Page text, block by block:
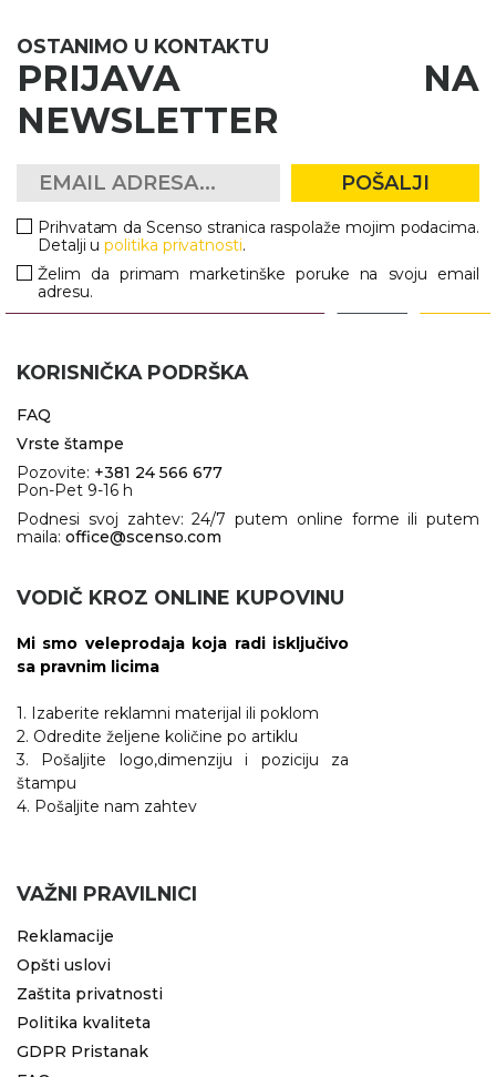
OSTANIMO U KONTAKTU
PRIJAVA NA
NEWSLETTER
POŠALJI
Prihvatam da Scenso stranica raspolaže mojim podacima.
Detalji upolitika privatnosti.
Želim da primam marketinške poruke na svoju email
adresu.
KORISNIČKA PODRŠKA
FAQ
Vrste štampe
Pozovite: +381 24 566 677
Pon-Pet 9-16 h
Podnesi svoj zahtev: 24/7 putem online forme ili putem
maila: office@scenso.com
VODIČ KROZ ONLINE KUPOVINU
Mi smo veleprodaja koja radi isključivo
sa pravnim licima
1. Izaberite reklamni materijal ili poklom
2. Odredite željene količine po artiklu
3. Pošaljite logo,dimenziju i poziciju za
štampu
4. Pošaljite nam zahtev
VAŽNI PRAVILNICI
Reklamacije
Opšti uslovi
Zaštita privatnosti
Politika kvaliteta
GDPR Pristanak